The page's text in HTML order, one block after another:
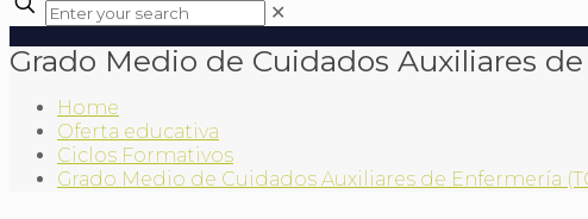
✕
Grado Medio de Cuidados Auxiliares
Home
Oferta educativa
Ciclos Formativos
Grado Medio de Cuidados Auxiliares de Enfermería